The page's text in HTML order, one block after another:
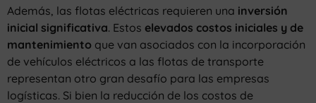
Además, las flotas eléctricas requieren una inversión
inicial significativa. Estos elevados costos iniciales y de
mantenimiento que van asociados con la incorporación
de vehículos eléctricos a las flotas de transporte
representan otro gran desafío para las empresas
logísticas. Si bien la reducción de los costos de